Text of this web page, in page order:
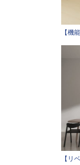
【機
【リ